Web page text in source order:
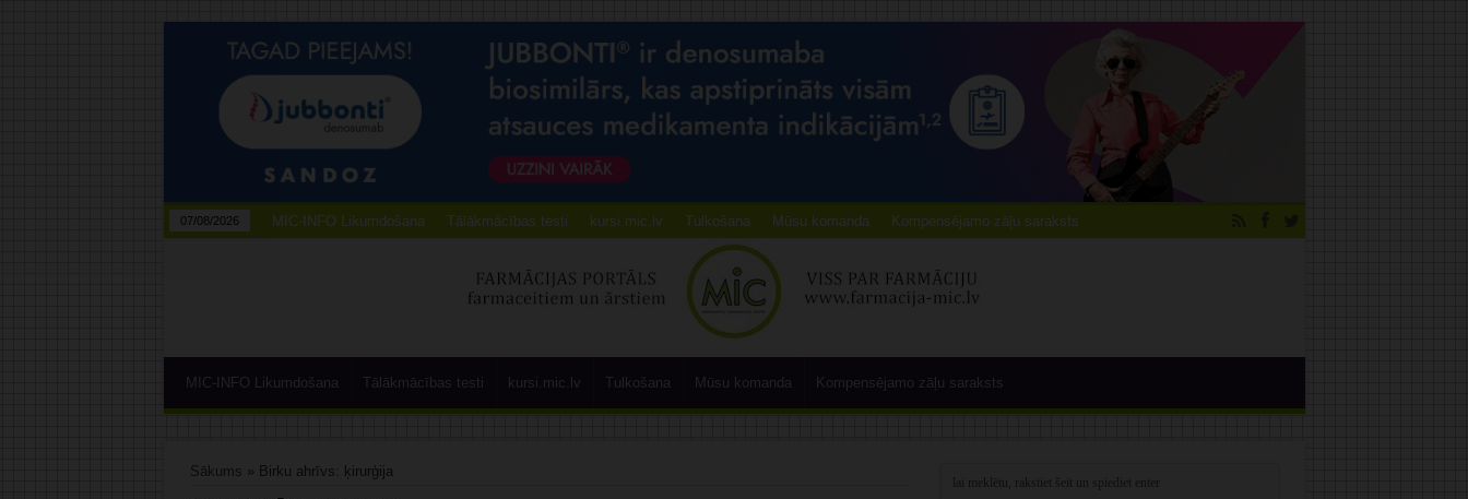
07/08/2026 MIC-INFO Likumdošana Tālākmācības testi kursi.mic.lv Tulkošana Mūsu komanda Kompensējamo zāļu saraksts
MIC-INFO Likumdošana Tālākmācības testi kursi.mic.lv Tulkošana Mūsu komanda Kompensējamo zāļu saraksts
Sākums » Birku ahrīvs: ķirurģija